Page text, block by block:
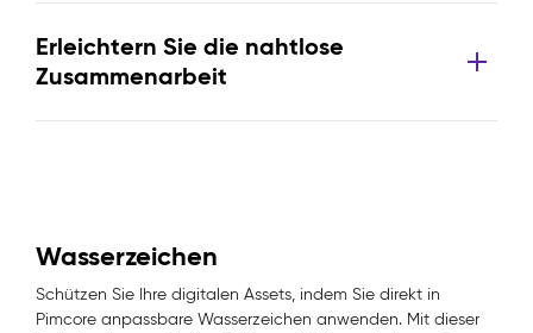
Erleichtern Sie die nahtlose
Zusammenarbeit
Wasserzeichen
Schützen Sie Ihre digitalen Assets, indem Sie direkt in
Pimcore anpassbare Wasserzeichen anwenden. Mit dieser